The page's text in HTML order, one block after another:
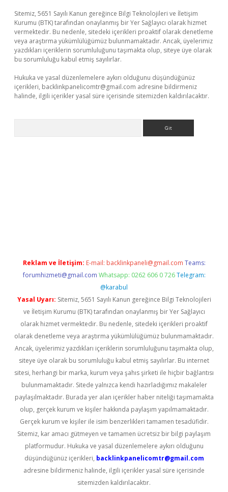
Sitemiz, 5651 Sayılı Kanun gereğince Bilgi Teknolojileri ve İletişim
Kurumu (BTK) tarafından onaylanmış bir Yer Sağlayıcı olarak hizmet
vermektedir. Bu nedenle, sitedeki içerikleri proaktif olarak denetleme
veya araştırma yükümlülüğümüz bulunmamaktadır. Ancak, üyelerimiz
yazdıkları içeriklerin sorumluluğunu taşımakta olup, siteye üye olarak
bu sorumluluğu kabul etmiş sayılırlar.
Hukuka ve yasal düzenlemelere aykırı olduğunu düşündüğünüz
içerikleri, backlinkpanelicomtr@gmail.com adresine bildirmeniz
halinde, ilgili içerikler yasal süre içerisinde sitemizden kaldırılacaktır.
Reklam ve İletişim: E-mail: backlinkpaneli@gmail.com Teams:
forumhizmeti@gmail.com Whatsapp: 0262 606 0 726 Telegram:
@karabul
Yasal Uyarı: Sitemiz, 5651 Sayılı Kanun gereğince Bilgi Teknolojileri
ve İletişim Kurumu (BTK) tarafından onaylanmış bir Yer Sağlayıcı
olarak hizmet vermektedir. Bu nedenle, sitedeki içerikleri proaktif
olarak denetleme veya araştırma yükümlülüğümüz bulunmamaktadır.
Ancak, üyelerimiz yazdıkları içeriklerin sorumluluğunu taşımakta olup,
siteye üye olarak bu sorumluluğu kabul etmiş sayılırlar. Bu internet
sitesi, herhangi bir marka, kurum veya şahıs şirketi ile hiçbir bağlantısı
bulunmamaktadır. Sitede yalnızca kendi hazırladığımız makaleler
paylaşılmaktadır. Burada yer alan içerikler haber niteliği taşımamakta
olup, gerçek kurum ve kişiler hakkında paylaşım yapılmamaktadır.
Gerçek kurum ve kişiler ile isim benzerlikleri tamamen tesadüfidir.
Sitemiz, kar amacı gütmeyen ve tamamen ücretsiz bir bilgi paylaşım
platformudur. Hukuka ve yasal düzenlemelere aykırı olduğunu
düşündüğünüz içerikleri, backlinkpanelicomtr@gmail.com
adresine bildirmeniz halinde, ilgili içerikler yasal süre içerisinde
sitemizden kaldırılacaktır.